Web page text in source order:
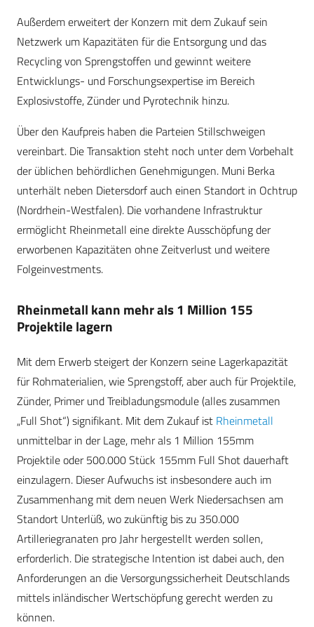
Außerdem erweitert der Konzern mit dem Zukauf sein
Netzwerk um Kapazitäten für die Entsorgung und das
Recycling von Sprengstoffen und gewinnt weitere
Entwicklungs- und Forschungsexpertise im Bereich
Explosivstoffe, Zünder und Pyrotechnik hinzu.
Über den Kaufpreis haben die Parteien Stillschweigen
vereinbart. Die Transaktion steht noch unter dem Vorbehalt
der üblichen behördlichen Genehmigungen. Muni Berka
unterhält neben Dietersdorf auch einen Standort in Ochtrup
(Nordrhein-Westfalen). Die vorhandene Infrastruktur
ermöglicht Rheinmetall eine direkte Ausschöpfung der
erworbenen Kapazitäten ohne Zeitverlust und weitere
Folgeinvestments.
Rheinmetall kann mehr als 1 Million 155
Projektile lagern
Mit dem Erwerb steigert der Konzern seine Lagerkapazität
für Rohmaterialien, wie Sprengstoff, aber auch für Projektile,
Zünder, Primer und Treibladungsmodule (alles zusammen
„Full Shot“) signifikant. Mit dem Zukauf ist Rheinmetall
unmittelbar in der Lage, mehr als 1 Million 155mm
Projektile oder 500.000 Stück 155mm Full Shot dauerhaft
einzulagern. Dieser Aufwuchs ist insbesondere auch im
Zusammenhang mit dem neuen Werk Niedersachsen am
Standort Unterlüß, wo zukünftig bis zu 350.000
Artilleriegranaten pro Jahr hergestellt werden sollen,
erforderlich. Die strategische Intention ist dabei auch, den
Anforderungen an die Versorgungssicherheit Deutschlands
mittels inländischer Wertschöpfung gerecht werden zu
können.